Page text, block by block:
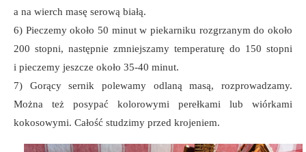
a na wierch masę serową białą.
6) Pieczemy około 50 minut w piekarniku rozgrzanym do około
200 stopni, następnie zmniejszamy temperaturę do 150 stopni
i pieczemy jeszcze około 35-40 minut.
7) Gorący sernik polewamy odlaną masą, rozprowadzamy.
Można też posypać kolorowymi perełkami lub wiórkami
kokosowymi. Całość studzimy przed krojeniem.